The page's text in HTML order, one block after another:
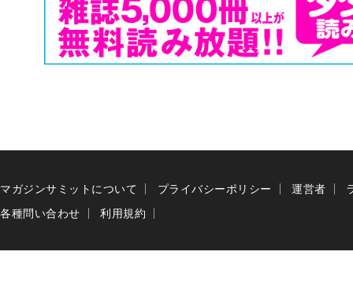
マガジンサミットについて プライバシーポリシー 運営者
各種問い合わせ
利用規約